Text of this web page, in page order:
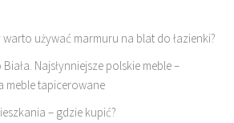
używać marmuru na blat do łazienki?
Najsłynniejsze polskie meble –
meble tapicerowane
– gdzie kupić?